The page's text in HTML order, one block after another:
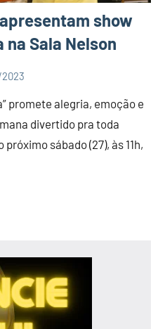
show
Sala Nelson
promete alegria, emoção e
divertido pra toda
sábado (27), às 11h,